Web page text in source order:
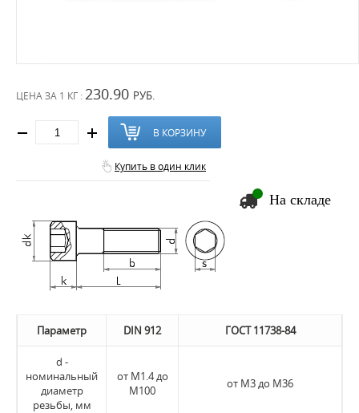
ЦЕНА ЗА 1 КГ : 230.90 РУБ.
В КОРЗИНУ
Купить в один клик
На складе
Параметр DIN 912 ГОСТ 11738-84
d -
номинальный
диаметр
резьбы, мм
от М1.4 до
М100
от М3 до М36